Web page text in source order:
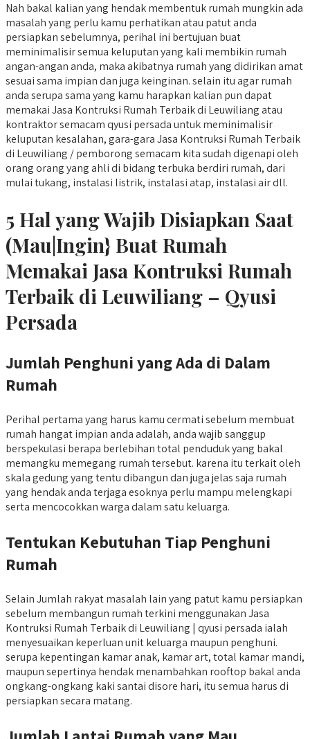
Nah bakal kalian yang hendak membentuk rumah mungkin ada
masalah yang perlu kamu perhatikan atau patut anda
persiapkan sebelumnya, perihal ini bertujuan buat
meminimalisir semua keluputan yang kali membikin rumah
angan-angan anda, maka akibatnya rumah yang didirikan amat
sesuai sama impian dan juga keinginan. selain itu agar rumah
anda serupa sama yang kamu harapkan kalian pun dapat
memakai Jasa Kontruksi Rumah Terbaik di Leuwiliang atau
kontraktor semacam qyusi persada untuk meminimalisir
keluputan kesalahan, gara-gara Jasa Kontruksi Rumah Terbaik
di Leuwiliang / pemborong semacam kita sudah digenapi oleh
orang orang yang ahli di bidang terbuka berdiri rumah, dari
mulai tukang, instalasi listrik, instalasi atap, instalasi air dll.
5 Hal yang Wajib Disiapkan Saat
(Mau|Ingin} Buat Rumah
Memakai Jasa Kontruksi Rumah
Terbaik di Leuwiliang – Qyusi
Persada
Jumlah Penghuni yang Ada di Dalam
Rumah
Perihal pertama yang harus kamu cermati sebelum membuat
rumah hangat impian anda adalah, anda wajib sanggup
berspekulasi berapa berlebihan total penduduk yang bakal
memangku memegang rumah tersebut. karena itu terkait oleh
skala gedung yang tentu dibangun dan juga jelas saja rumah
yang hendak anda terjaga esoknya perlu mampu melengkapi
serta mencocokkan warga dalam satu keluarga.
Tentukan Kebutuhan Tiap Penghuni
Rumah
Selain Jumlah rakyat masalah lain yang patut kamu persiapkan
sebelum membangun rumah terkini menggunakan Jasa
Kontruksi Rumah Terbaik di Leuwiliang | qyusi persada ialah
menyesuaikan keperluan unit keluarga maupun penghuni.
serupa kepentingan kamar anak, kamar art, total kamar mandi,
maupun sepertinya hendak menambahkan rooftop bakal anda
ongkang-ongkang kaki santai disore hari, itu semua harus di
persiapkan secara matang.